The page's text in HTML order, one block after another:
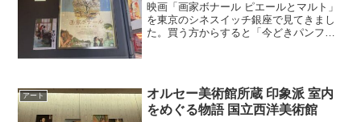
映画「画家ボナール ピエールとマルト」
を東京のシネスイッチ銀座で見てきまし
た。買う方からすると「今どきパンフレ
の」なんです。映画の上...
アート
オルセー美術館所蔵 印象派 室内
をめぐる物語 国立西洋美術館